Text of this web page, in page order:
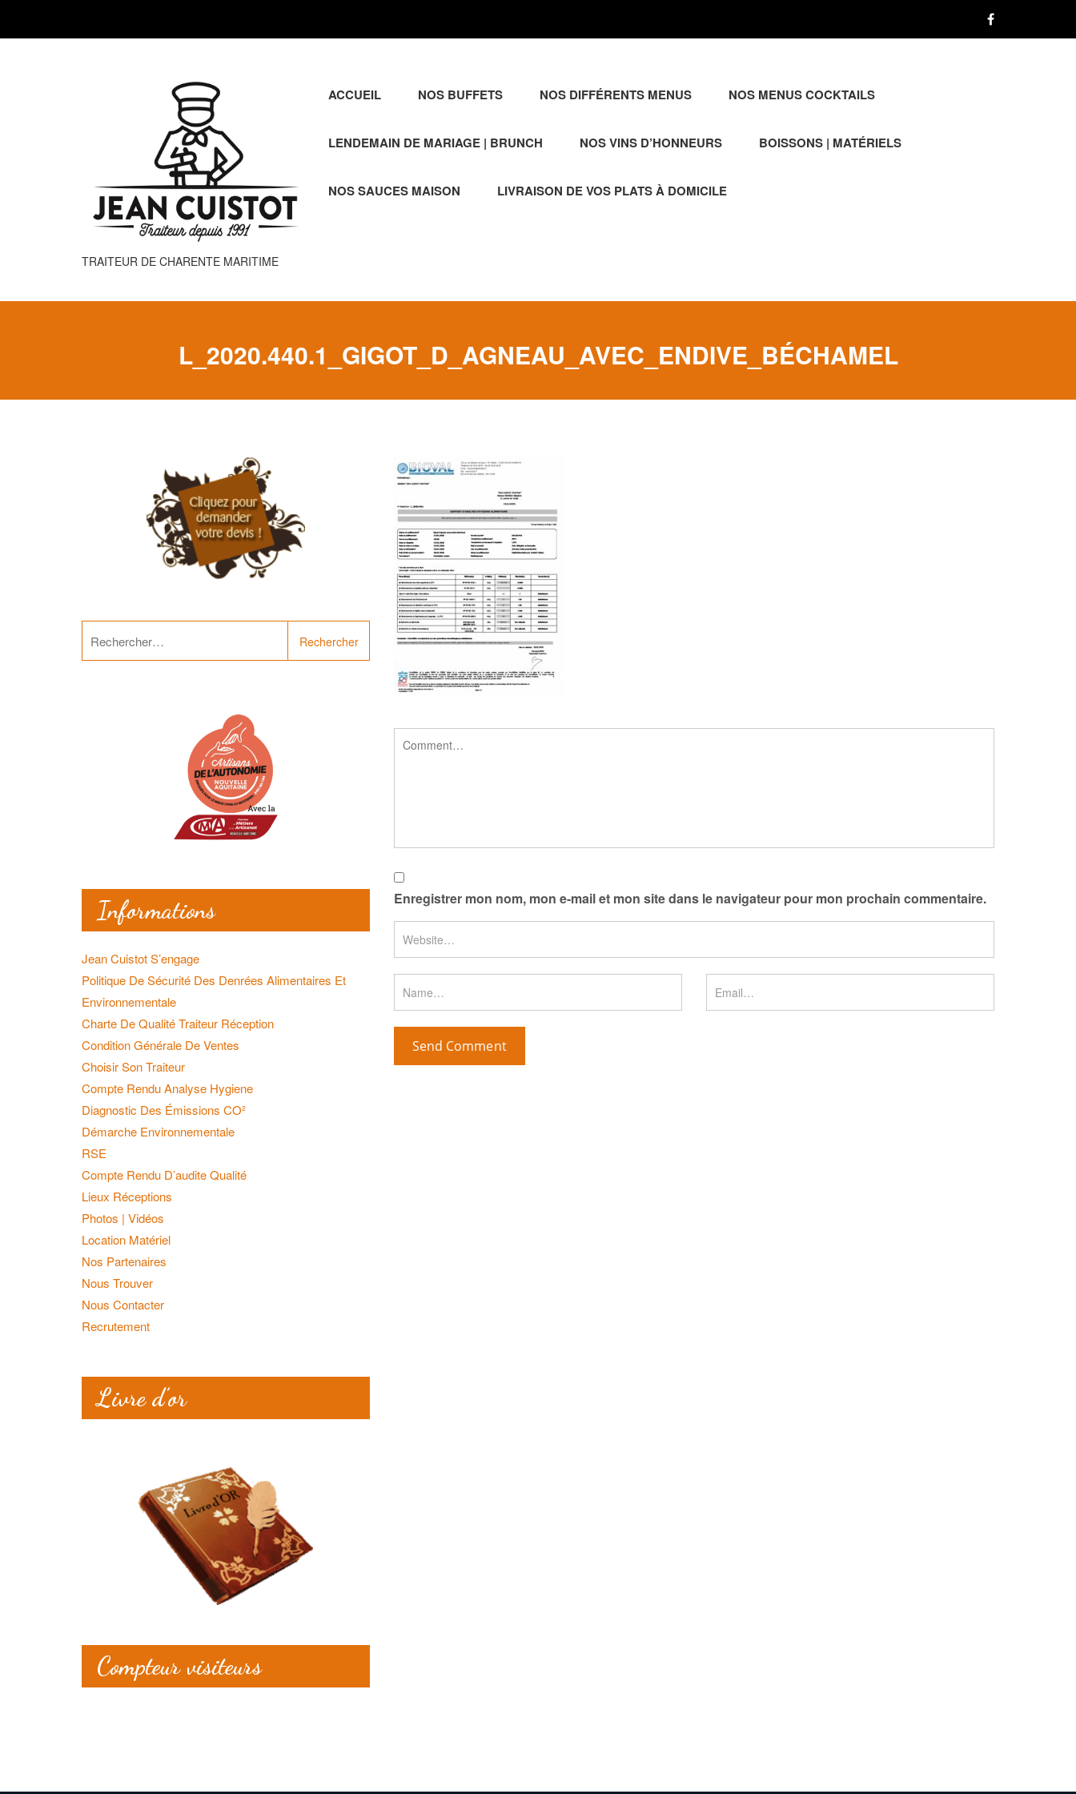
TRAITEUR DE CHARENTE MARITIME
ACCUEIL NOS BUFFETS NOS DIFFÉRENTS MENUS NOS MENUS COCKTAILS
LENDEMAIN DE MARIAGE | BRUNCH NOS VINS D’HONNEURS BOISSONS | MATÉRIELS
NOS SAUCES MAISON LIVRAISON DE VOS PLATS À DOMICILE
L_2020.440.1_GIGOT_D_AGNEAU_AVEC_ENDIVE_BÉCHAMEL
Informations
Jean Cuistot S’engage
Politique De Sécurité Des Denrées Alimentaires Et
Environnementale
Charte De Qualité Traiteur Réception
Condition Générale De Ventes
Choisir Son Traiteur
Compte Rendu Analyse Hygiene
Diagnostic Des Émissions CO²
Démarche Environnementale
RSE
Compte Rendu D’audite Qualité
Lieux Réceptions
Photos | Vidéos
Location Matériel
Nos Partenaires
Nous Trouver
Nous Contacter
Recrutement
Livre d’or
Compteur visiteurs
Enregistrer mon nom, mon e-mail et mon site dans le navigateur pour mon prochain commentaire.